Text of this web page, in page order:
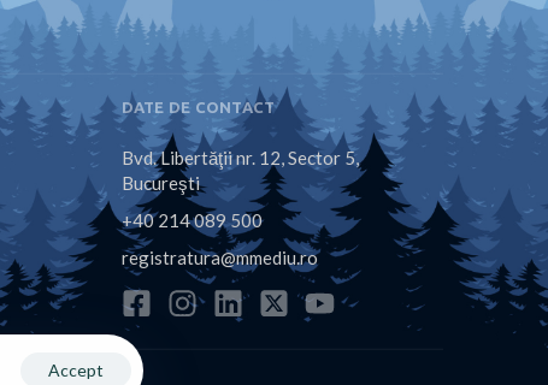
DATE DE CONTACT
Bvd. Libertăţii nr. 12, Sector 5,
Bucureşti
+40 214 089 500
registratura@mmediu.ro
Accept